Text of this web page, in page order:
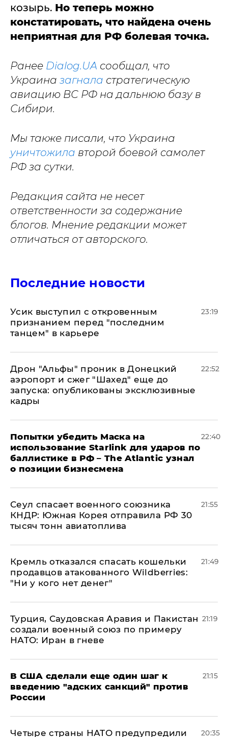
козырь. Но теперь можно
констатировать, что найдена очень
неприятная для РФ болевая точка.
Ранее Dialog.UA сообщал, что
Украина загнала стратегическую
авиацию ВС РФ на дальнюю базу в
Сибири.
Мы также писали, что Украина
уничтожила второй боевой самолет
РФ за сутки.
Редакция сайта не несет
ответственности за содержание
блогов. Мнение редакции может
отличаться от авторского.
Последние новости
Усик выступил с откровенным
признанием перед "последним
танцем" в карьере
23:19
Дрон "Альфы" проник в Донецкий
аэропорт и сжег "Шахед" еще до
запуска: опубликованы эксклюзивные
кадры
22:52
Попытки убедить Маска на
использование Starlink для ударов по
баллистике в РФ – The Atlantic узнал
о позиции бизнесмена
22:40
​Сеул спасает военного союзника
КНДР: Южная Корея отправила РФ 30
тысяч тонн авиатоплива
21:55
Кремль отказался спасать кошельки
продавцов атакованного Wildberries:
"Ни у кого нет денег"
21:49
Турция, Саудовская Аравия и Пакистан
создали военный союз по примеру
НАТО: Иран в гневе
21:19
В США сделали еще один шаг к
введению "адских санкций" против
России
21:15
Четыре страны НАТО предупредили 20:35